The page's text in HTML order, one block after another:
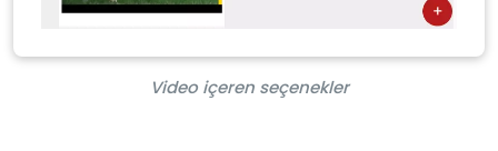
Video içeren seçenekler